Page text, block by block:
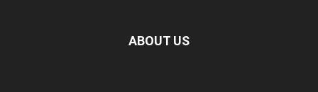
ABOUT US